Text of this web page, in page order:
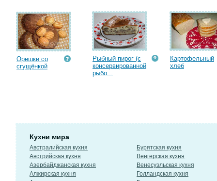
Орешки со
сгущёнкой
Рыбный пирог (с
консервированной
рыбо...
Картофельный
хлеб
Кухни мира
Австралийская кухня
Австрийская кухня
Азербайджанская кухня
Алжирская кухня
Бурятская кухня
Венгерская кухня
Венесуэльская кухня
Голландская кухня